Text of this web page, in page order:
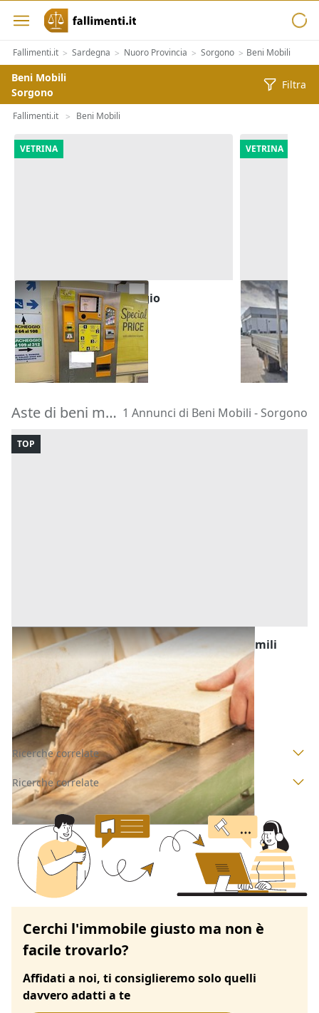
Fallimenti.it > Sardegna > Nuoro Provincia > Sorgono > Beni Mobili
Beni Mobili
Sorgono
Filtra
Fallimenti.it > Beni Mobili
VETRINA
Attrezzature parcheggio
multipiano
Sassari (Sassari)
1.649 €
28/09/2026
VETRINA
Autocarro
Trapani
1.250 €
08/09/2026
Aste di beni mobili Sorgono 1 Annunci di Beni Mobili - Sorgono
TOP
Macchine per la Lavorazione del Legno e Simili
all'asta a Nuoro
(Nuoro)
Codice asta:BX037970886
Asta chiusa
Ricerche correlate
Ricerche correlate
Cerchi l'immobile giusto ma non è
facile trovarlo?
Affidati a noi, ti consiglieremo solo quelli
davvero adatti a te